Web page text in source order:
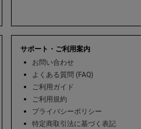
サポート・ご利用案内
お問い合わせ
よくある質問 (FAQ)
ご利用ガイド
ご利用規約
プライバシーポリシー
特定商取引法に基づく表記